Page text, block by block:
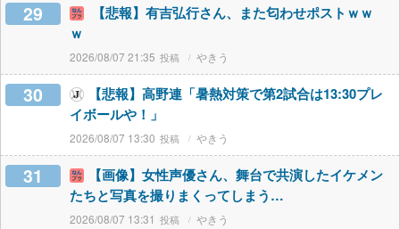
29
【悲報】有吉弘行さん、また匂わせポストｗｗ
ｗ
2026/08/07 21:35 やきう
30
【悲報】高野連「暑熱対策で第2試合は13:30プレ
イボールや！」
2026/08/07 13:30 やきう
31
【画像】女性声優さん、舞台で共演したイケメン
たちと写真を撮りまくってしまう…
2026/08/07 13:31 やきう